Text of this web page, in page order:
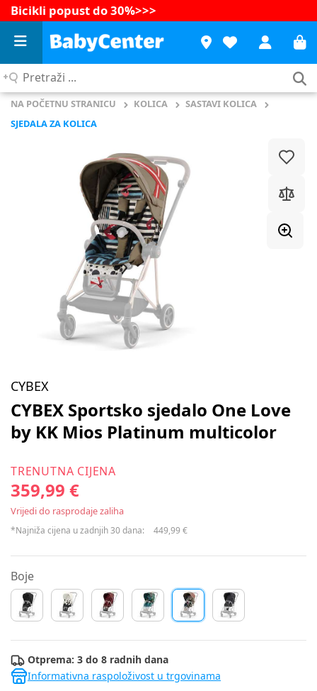
Bicikli popust do 30%>>>
Pretraži
NA POČETNU STRANICU KOLICA
SASTAVI KOLICA
SJEDALA ZA KOLICA
CYBEX
CYBEX Sportsko sjedalo One Love
by KK Mios Platinum multicolor
TRENUTNA CIJENA
359,99 €
Vrijedi do rasprodaje zaliha
*Najniža cijena u zadnjih 30 dana: 449,99 €
Boje
Otprema: 3 do 8 radnih dana
Informativna raspoloživost u trgovinama